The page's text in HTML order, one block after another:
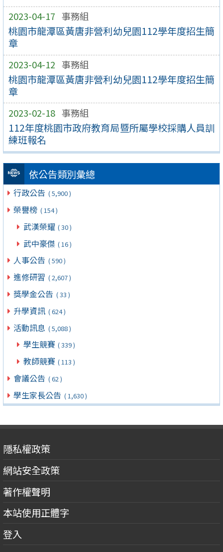
2023-04-17 事務組
桃園市龍潭區黃唐非營利幼兒園112學年度招生簡
章
2023-04-12 事務組
桃園市龍潭區黃唐非營利幼兒園112學年度招生簡
章
2023-02-18 事務組
112年度桃園市政府教育局暨所屬學校採購人員訓
練班報名
依公告類別彙總
行政公告 ( 5,900 )
榮譽榜 ( 154 )
武漢榮耀 ( 30 )
武中豪傑 ( 16 )
人事公告 ( 590 )
進修研習 ( 2,607 )
獎學金公告 ( 33 )
升學資訊 ( 624 )
活動訊息 ( 5,088 )
學生競賽 ( 339 )
教師競賽 ( 113 )
會議公告 ( 62 )
學生家長公告 ( 1,630 )
隱私權政策
網站安全政策
著作權聲明
本站使用正體字
登入